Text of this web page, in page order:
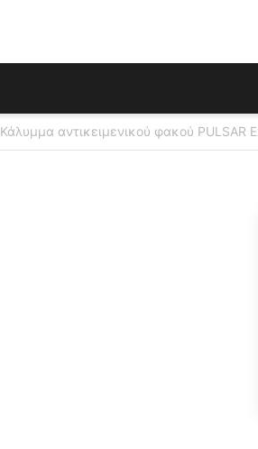
Κάλυμμα αντικειμενικού φακού PULSAR